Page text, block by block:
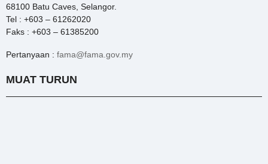
68100 Batu Caves, Selangor.
Tel : +603 – 61262020
Faks : +603 – 61385200
Pertanyaan : fama@fama.gov.my
MUAT TURUN